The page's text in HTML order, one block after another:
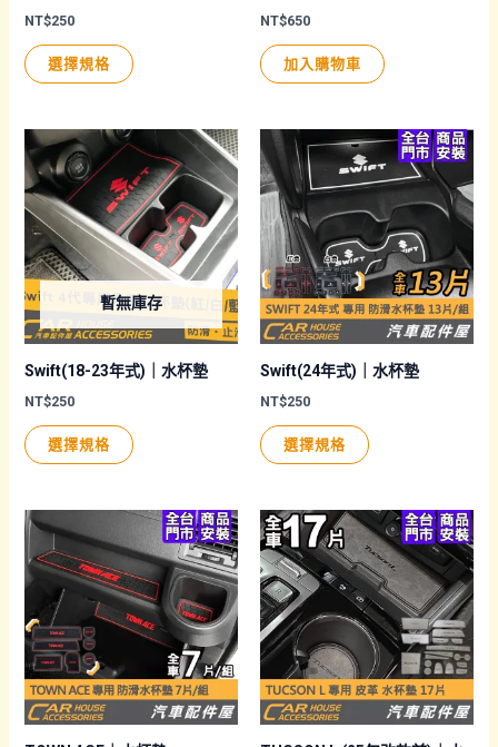
選
選
項
面
選
選
項
NT$250
選擇規格
此
產
有
多
種
款
式。
可
在
產
品
選
選
NT$650
加入購物車
暫無庫存
Swift(18-23年式)｜水杯墊
NT$250
選擇規格
產
有
多
種
款
式。
在
Swift(24年式)｜水杯墊
NT$250
選擇規格
有
多
種
款
式。
可
在